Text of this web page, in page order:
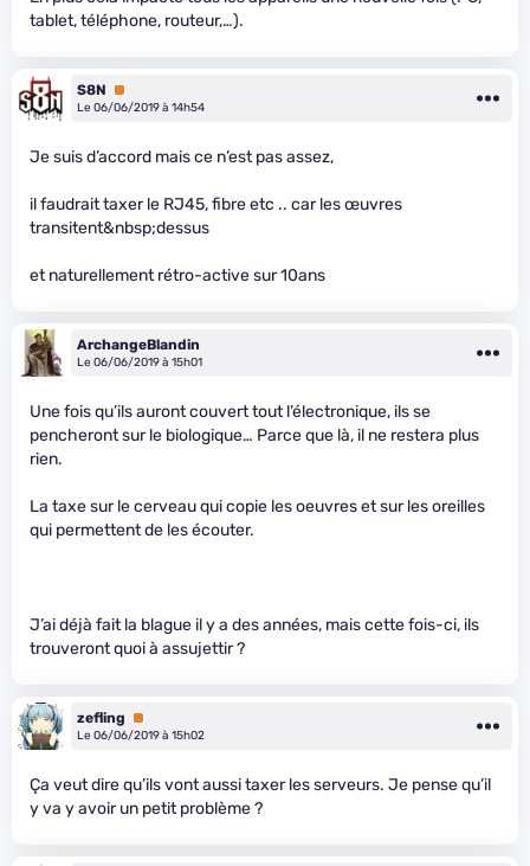
tablet, téléphone, routeur,…).
S8N
Premium
Le 06/06/2019 à 14h54
Je suis d’accord mais ce n’est pas assez,
il faudrait taxer le RJ45, fibre etc .. car les œuvres
transitent&nbsp;dessus
et naturellement rétro-active sur 10ans
ArchangeBlandin
Le 06/06/2019 à 15h01
Une fois qu’ils auront couvert tout l’électronique, ils se
pencheront sur le biologique… Parce que là, il ne restera plus
rien.
La taxe sur le cerveau qui copie les oeuvres et sur les oreilles
qui permettent de les écouter.
J’ai déjà fait la blague il y a des années, mais cette fois-ci, ils
trouveront quoi à assujettir ?
zefling
Premium
Le 06/06/2019 à 15h02
Ça veut dire qu’ils vont aussi taxer les serveurs. Je pense qu’il
y va y avoir un petit problème ?